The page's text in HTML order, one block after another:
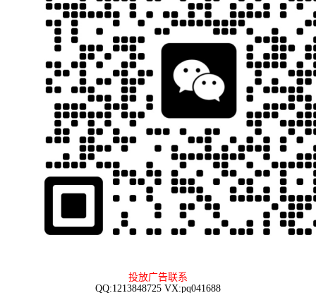
投放广告联系
QQ:1213848725 VX:pq041688